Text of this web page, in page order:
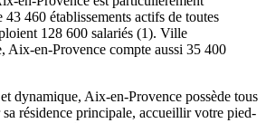
460 établissements actifs de toutes
128 600 salariés (1). Ville
Aix-en-Provence compte aussi 35 400
dynamique, Aix-en-Provence possède tous
résidence principale, accueillir votre pied-